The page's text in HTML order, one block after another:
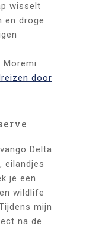
wisselt
en droge
door
Delta
eilandjes
je een
wildlife
mijn
na de